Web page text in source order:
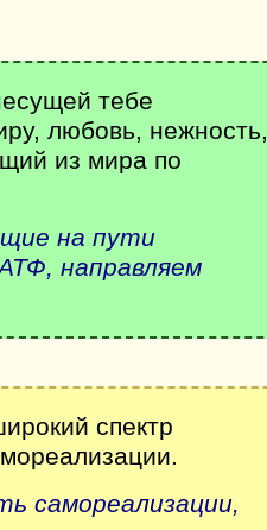
тебе
любовь, нежность,
из мира по
на пути
направляем
спектр
самореализации,